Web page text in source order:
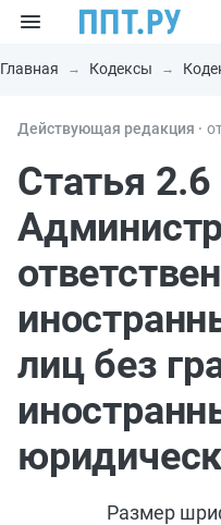
Главная Кодексы
Действующая редакция ⸱
Статья
лиц без
Размер